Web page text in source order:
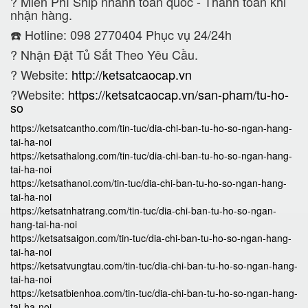
nhận hàng.
☎️ Hotline: 098 2770404 Phục vụ 24/24h
? Nhận Đặt Tủ Sắt Theo Yêu Cầu.
? Website: http://ketsatcaocap.vn
?Website: https://ketsatcaocap.vn/san-pham/tu-ho-
so
https://ketsatcantho.com/tin-tuc/dia-chi-ban-tu-ho-so-ngan-hang-
tai-ha-noi
https://ketsathalong.com/tin-tuc/dia-chi-ban-tu-ho-so-ngan-hang-
tai-ha-noi
https://ketsathanoi.com/tin-tuc/dia-chi-ban-tu-ho-so-ngan-hang-
tai-ha-noi
https://ketsatnhatrang.com/tin-tuc/dia-chi-ban-tu-ho-so-ngan-
hang-tai-ha-noi
https://ketsatsaigon.com/tin-tuc/dia-chi-ban-tu-ho-so-ngan-hang-
tai-ha-noi
https://ketsatvungtau.com/tin-tuc/dia-chi-ban-tu-ho-so-ngan-hang-
tai-ha-noi
https://ketsatbienhoa.com/tin-tuc/dia-chi-ban-tu-ho-so-ngan-hang-